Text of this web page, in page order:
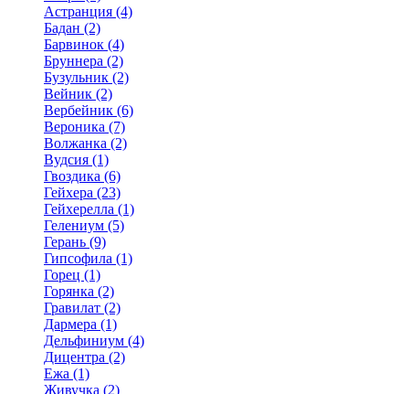
Астранция (4)
Бадан (2)
Барвинок (4)
Бруннера (2)
Бузульник (2)
Вейник (2)
Вербейник (6)
Вероника (7)
Волжанка (2)
Вудсия (1)
Гвоздика (6)
Гейхера (23)
Гейхерелла (1)
Гелениум (5)
Герань (9)
Гипсофила (1)
Горец (1)
Горянка (2)
Гравилат (2)
Дармера (1)
Дельфиниум (4)
Дицентра (2)
Ежа (1)
Живучка (2)